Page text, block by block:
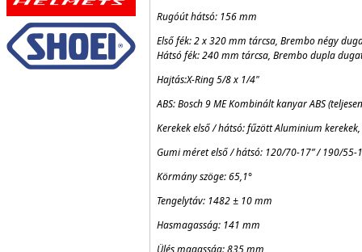
Rugóút hátsó: 156 mm
Első fék: 2 x 320 mm tárcsa, Brembo négy
Hátsó fék: 240 mm tárcsa, Brembo dupla
Hajtás:X-Ring 5/8 x 1/4"
ABS: Bosch 9 ME Kombinált kanyar ABS
Kerekek első / hátsó: fűzött Aluminium kerekek,
Gumi méret első / hátsó: 120/70-17” / 190/55-
Körmány szöge: 65,1°
Tengelytáv: 1482 ± 10 mm
Hasmagasság: 141 mm
Ülés magasság: 835 mm